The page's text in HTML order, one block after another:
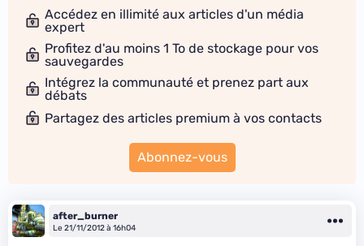
Accédez en illimité aux articles d'un média
expert
Profitez d'au moins 1 To de stockage pour vos
sauvegardes
Intégrez la communauté et prenez part aux
débats
Partagez des articles premium à vos contacts
Abonnez-vous
after_burner
Le 21/11/2012 à 16h04